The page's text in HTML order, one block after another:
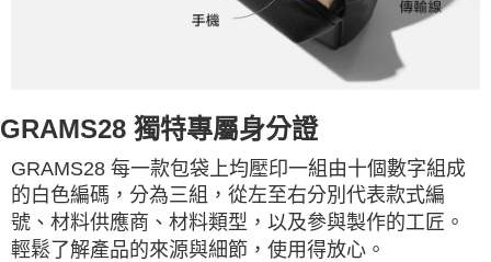
GRAMS28 獨特專屬身分證
GRAMS28 每一款包袋上均壓印一組由十個數字組成
的白色編碼，分為三組，從左至右分別代表款式編
號、材料供應商、材料類型，以及參與製作的工匠。
輕鬆了解產品的來源與細節，使用得放心。